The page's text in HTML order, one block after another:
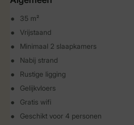
35 m²
Vrijstaand
Minimaal 2 slaapkamers
Nabij strand
Rustige ligging
Gelijkvloers
Gratis wifi
Geschikt voor 4 personen